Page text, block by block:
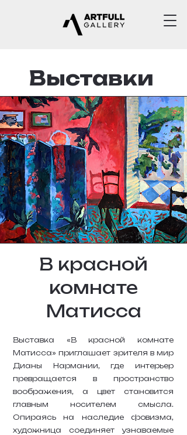
Выставки
В красной
комнате
Матисса
Выставка «В красной комнате
Матисса» приглашает зрителя в мир
Дианы Нармании, где интерьер
превращается в пространство
воображения, а цвет становится
главным носителем смысла.
Опираясь на наследие фовизма,
художница соединяет узнаваемые